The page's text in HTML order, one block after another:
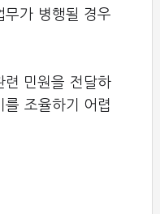
무가 병행될 경우
련 민원을 전달하
조율하기 어렵